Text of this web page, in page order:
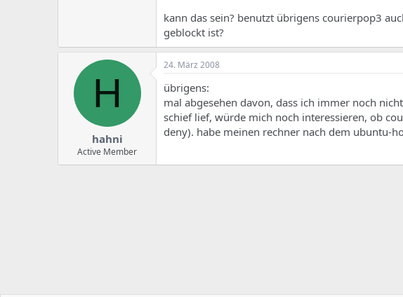
kann das sein? benutzt übrigens courierpop3
geblockt ist?
H
hahni
Active Member
24. März 2008
übrigens:
mal abgesehen davon, dass ich immer noch
schief lief, würde mich noch interessieren, ob
deny). habe meinen rechner nach dem ubuntu-